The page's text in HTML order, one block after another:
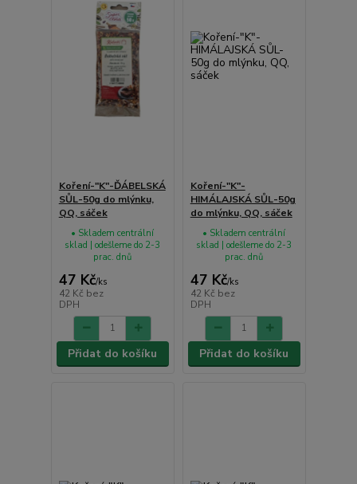
Koření-"K"-ĎÁBELSKÁ
SŮL-50g do mlýnku,
QQ, sáček
47 Kč/ks
42 Kč bez
DPH
• Skladem centrální
sklad | odešleme do 2-3
prac. dnů
Přidat do košíku
Koření-"K"-
HIMÁLAJSKÁ SŮL-50g
do mlýnku, QQ, sáček
47 Kč/ks
42 Kč bez
DPH
• Skladem centrální
sklad | odešleme do 2-3
prac. dnů
Přidat do košíku